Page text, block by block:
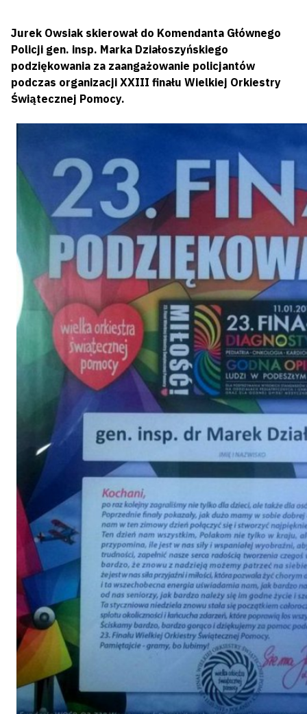
Jurek Owsiak skierował do Komendanta Głównego
Policji gen. insp. Marka Działoszyńskiego
podziękowania za zaangażowanie policjantów
podczas organizacji XXIII finału Wielkiej Orkiestry
Świątecznej Pomocy.